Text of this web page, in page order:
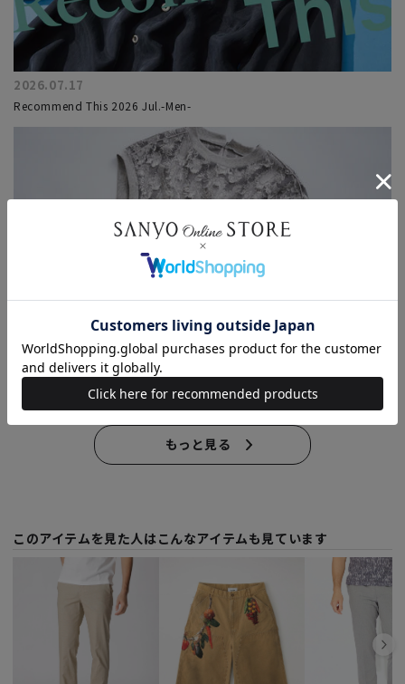
2026.07.17
Recommend This 2026 Jul.-Men-
2026.07.16
New Delivery For July 7月入荷新作をピックアップ
もっと見る
このアイテムを見た人はこんなアイテムも見ています